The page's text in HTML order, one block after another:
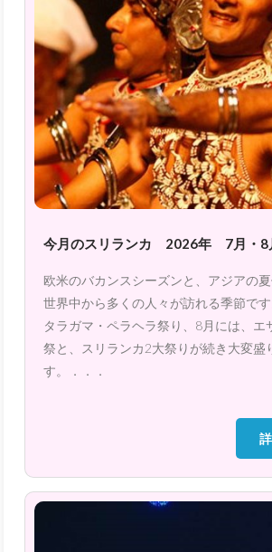
今月のスリランカ 2026年 7月・8
欧米のバカンスシーズンと、アジアの夏
世界中から多くの人々が訪れる季節で
タラガマ・ペラヘラ祭り、8月には、エ
祭と、スリランカ2大祭りが続き大変盛
す。．．．